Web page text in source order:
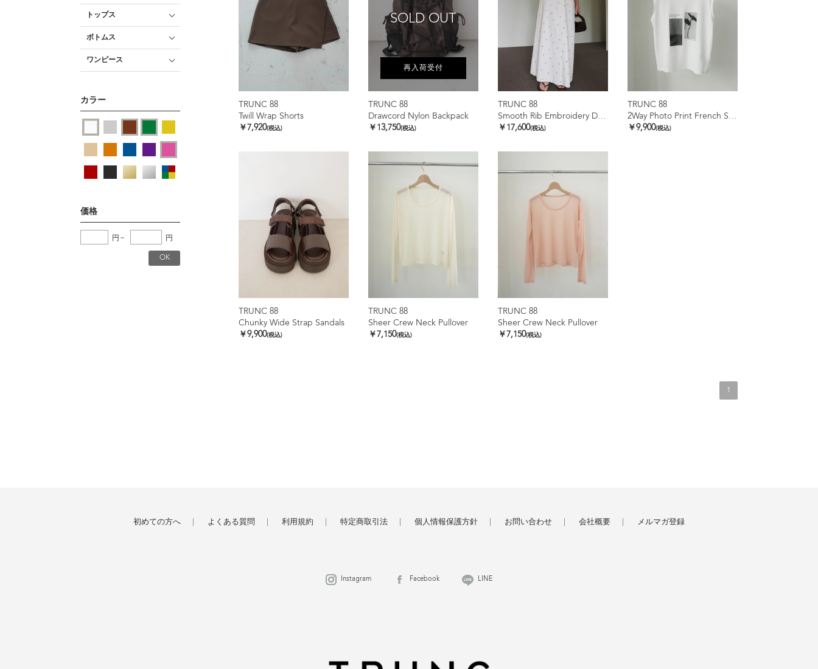
トップス
ボトムス
ワンピース
カラー
価格
円 ~ 円
TRUNC 88
Twill Wrap Shorts
￥7,920(税込)
SOLD OUT
再入荷受付
TRUNC 88
Drawcord Nylon Backpack
￥13,750(税込)
TRUNC 88
Smooth Rib Embroidery Dress
￥17,600(税込)
TRUNC 88
2Way Photo Print French Sleeve Tee
￥9,900(税込)
TRUNC 88
Chunky Wide Strap Sandals
￥9,900(税込)
TRUNC 88
Sheer Crew Neck Pullover
￥7,150(税込)
TRUNC 88
Sheer Crew Neck Pullover
￥7,150(税込)
1
初めての方へ よくある質問 利用規約 特定商取引法 個人情報保護方針 お問い合わせ 会社概要 メルマガ登録
Instagram Facebook LINE